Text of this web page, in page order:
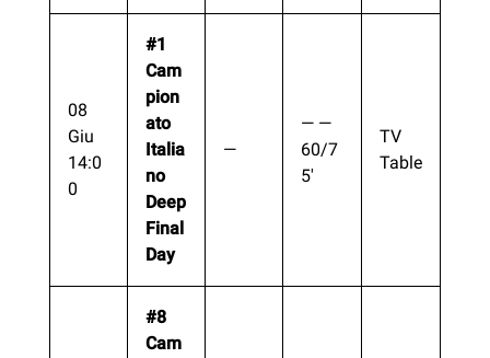
08
Giu
14:0
0
#1
Cam
pion
ato
Italia
no
Deep
Final
Day
—
— —
60/7
5′
TV
Table
#8
Cam